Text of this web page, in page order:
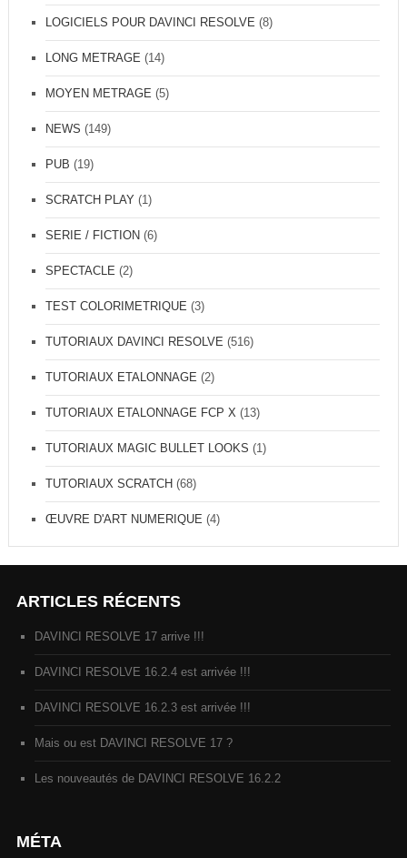
LOGICIELS POUR DAVINCI RESOLVE (8)
LONG METRAGE (14)
MOYEN METRAGE (5)
NEWS (149)
PUB (19)
SCRATCH PLAY(1)
SERIE / FICTION (6)
SPECTACLE (2)
TEST COLORIMETRIQUE (3)
TUTORIAUX DAVINCI RESOLVE (516)
TUTORIAUX ETALONNAGE (2)
TUTORIAUX ETALONNAGE FCP X(13)
TUTORIAUX MAGIC BULLET LOOKS (1)
TUTORIAUX SCRATCH (68)
ŒUVRE D'ART NUMERIQUE (4)
ARTICLES RÉCENTS
DAVINCI RESOLVE 17 arrive !!!
DAVINCI RESOLVE 16.2.4 est arrivée !!!
DAVINCI RESOLVE 16.2.3 est arrivée !!!
Mais ou est DAVINCI RESOLVE 17 ?
Les nouveautés de DAVINCI RESOLVE 16.2.2
MÉTA